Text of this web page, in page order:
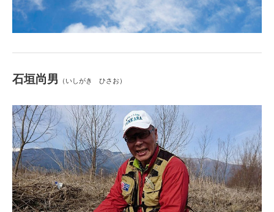
石垣尚男 （いしがき ひさお）